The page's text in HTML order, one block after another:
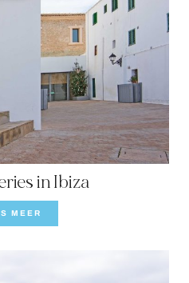
in Ibiza
MEER